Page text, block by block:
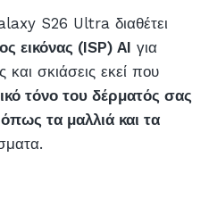
S26 Ultra διαθέτει
εικόνας (ISP) AI για
σκιάσεις εκεί που
τόνο του δέρματός σας
τα μαλλιά και τα